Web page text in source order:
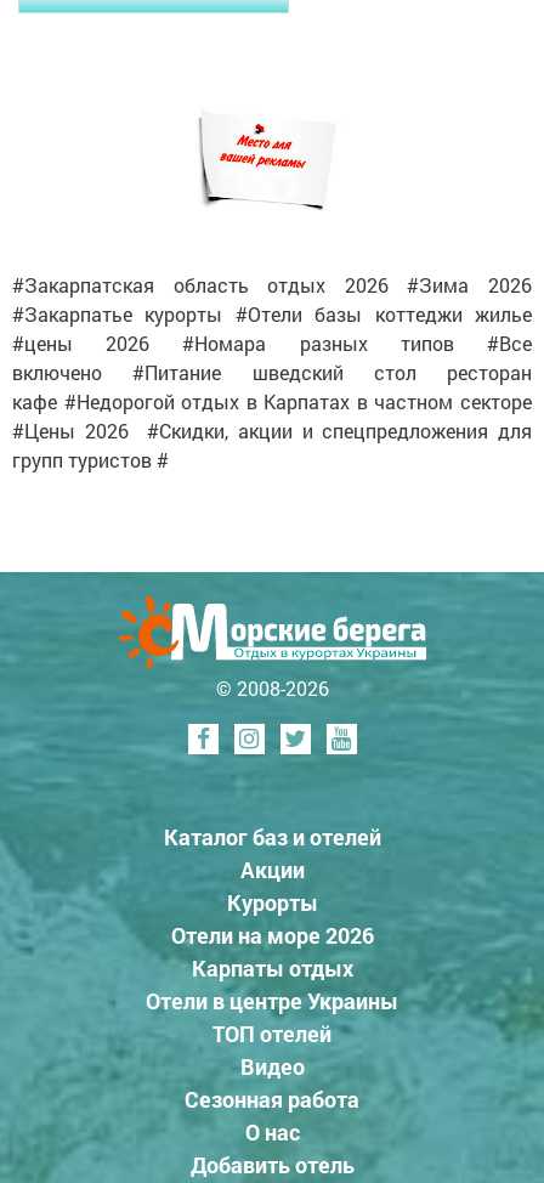
#Закарпатская область отдых 2026 #Зима 2026
#Закарпатье курорты #Отели базы коттеджи жилье
#цены 2026 #Номара разных типов #Все
включено #Питание шведский стол ресторан
кафе #Недорогой отдых в Карпатах в частном секторе
#Цены 2026 #Скидки, акции и спецпредложения для
групп туристов #
© 2008-2026
Каталог баз и отелей
Акции
Курорты
Отели на море 2026
Карпаты отдых
Отели в центре Украины
ТОП отелей
Видео
Сезонная работа
О нас
Добавить отель